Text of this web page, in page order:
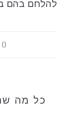
להלחם בהם
0 תגובות
/
כל מה